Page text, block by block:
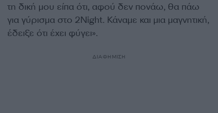
τη δική μου είπα ότι, αφού δεν πονάω, θα πάω
για γύρισμα στο 2Night. Κάναμε και μια μαγνητική,
έδειξε ότι έχει φύγει».
ΔΙΑΦΗΜΙΣΗ